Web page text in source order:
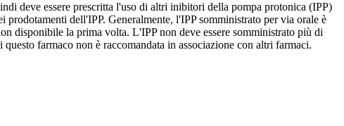
deve essere prescritta l'uso di altri inibitori della pompa protonica (IPP)
dell'IPP. Generalmente, l'IPP somministrato per via orale è
disponibile la prima volta. L'IPP non deve essere somministrato più di
farmaco non è raccomandata in associazione con altri farmaci.